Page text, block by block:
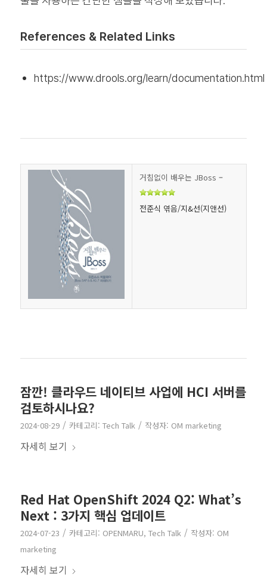
References & Related Links
https://www.drools.org/learn/documentation.html
거침없이 배우는 JBoss –
전준식 엮음/지&선(지앤선)
잠깐! 클라우드 네이티브 사업에 HCI 서버를
검토하시나요?
2024-08-29 / 카테고리: Tech Talk / 작성자: OM marketing
자세히 보기
Red Hat OpenShift 2024 Q2: What’s
Next : 3가지 핵심 업데이트
2024-07-23 / 카테고리: OPENMARU, Tech Talk / 작성자: OM
marketing
자세히 보기